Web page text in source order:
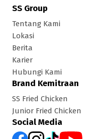
SS Group
Tentang Kami
Lokasi
Berita
Karier
Hubungi Kami
Brand Kemitraan
SS Fried Chicken
Junior Fried Chicken
Social Media